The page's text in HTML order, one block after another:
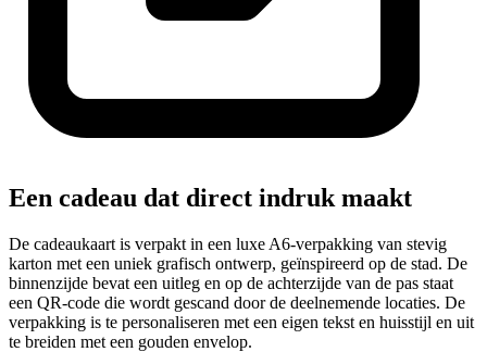
Een cadeau dat direct indruk maakt
De cadeaukaart is verpakt in een luxe A6-verpakking van stevig
karton met een uniek grafisch ontwerp, geïnspireerd op de stad. De
binnenzijde bevat een uitleg en op de achterzijde van de pas staat
een QR-code die wordt gescand door de deelnemende locaties. De
verpakking is te personaliseren met een eigen tekst en huisstijl en uit
te breiden met een gouden envelop.